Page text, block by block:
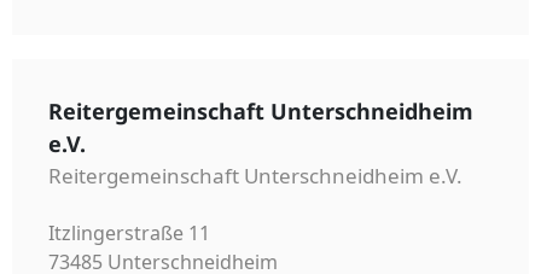
Reitergemeinschaft Unterschneidheim
e.V.
Reitergemeinschaft Unterschneidheim e.V.
Itzlingerstraße 11
73485 Unterschneidheim